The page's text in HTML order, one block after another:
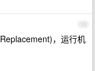
10
，运行机